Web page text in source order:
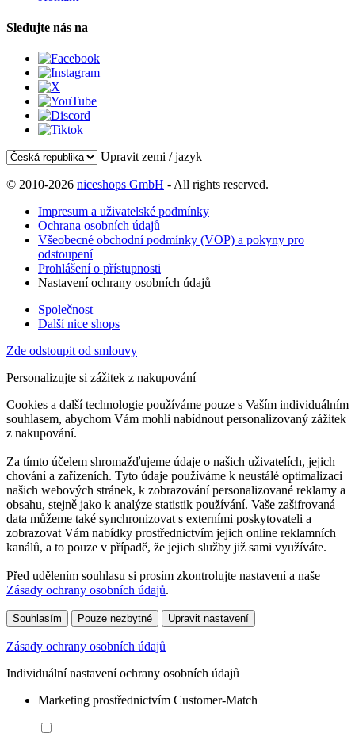
Sledujte nás na
Upravit zemi / jazyk
© 2010-2026 niceshops GmbH - All rights reserved.
Impresum a uživatelské podmínky
Ochrana osobních údajů
Všeobecné obchodní podmínky (VOP) a pokyny pro
odstoupení
Prohlášení o přístupnosti
Nastavení ochrany osobních údajů
Společnost
Další nice shops
Zde odstoupit od smlouvy
Personalizujte si zážitek z nakupování
Cookies a další technologie používáme pouze s Vaším individuálním
souhlasem, abychom Vám mohli nabídnout personalizovaný zážitek
z nakupování.
Za tímto účelem shromažďujeme údaje o našich uživatelích, jejich
chování a zařízeních. Tyto údaje používáme k neustálé optimalizaci
našich webových stránek, k zobrazování personalizované reklamy a
obsahu, stejně jako k analýze statistik používání. Vaše zašifrovaná
data můžeme také synchronizovat s externími poskytovateli a
zobrazovat Vám nabídky prostřednictvím jejich online reklamních
kanálů, a to pouze v případě, že jejich služby již sami využíváte.
Před udělením souhlasu si prosím zkontrolujte nastavení a naše
Zásady ochrany osobních údajů.
Souhlasím Pouze nezbytné Upravit nastavení
Zásady ochrany osobních údajů
Individuální nastavení ochrany osobních údajů
Marketing prostřednictvím Customer-Match